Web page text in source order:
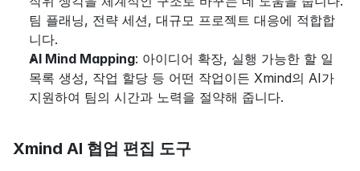
팀 플래닝, 전략 세션, 대규모 프로젝트 대응에 적합합
니다.
AI Mind Mapping: 아이디어 확장, 실행 가능한 할 일
목록 생성, 작업 할당 등 어떤 작업이든 Xmind의 AI가
지원하여 팀의 시간과 노력을 절약해 줍니다.
Xmind AI 협업 편집 도구